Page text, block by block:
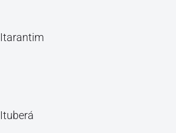
Itarantim
Ituberá